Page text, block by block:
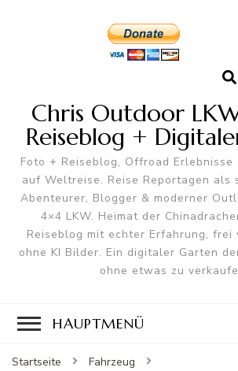
Chris Outdoor
Reiseblog +
Foto + Reiseblog, Offroad
auf Weltreise. Reise Reportagen als
Abenteurer, Blogger & moderner
4×4 LKW. Heimat der
Reiseblog mit echter Erfahrung, frei
ohne KI Bilder. Ein digitaler Garten
ohne etwas zu
HAUPTMENÜ
Startseite
Fahrzeug